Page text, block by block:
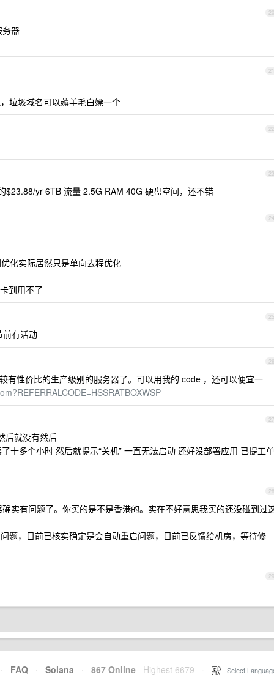
20
务器
21
垃圾域名可以薅羊毛白嫖一个
22
23
$23.88/yr 6TB 流量 2.5G RAM 40G 硬盘空间，还不错
24
化实际居然只是单向去程优化
到用不了
25
前有活动
26
有性价比的生产级别的服务器了。可以用我的 code ，还可以便宜一
27
后就没有然后
十多个小时 然后就提示“关机” 一直无法启动 还好没部署应用 已提工单
28
实有问题了。你买的是不是香港的。实在不好意思我买的还没碰到过
题，目前已核实确定是会自动重启问题，目前已反馈给机房，等待修
29
· FAQ · Solana · 867 Online Highest 6679 Select